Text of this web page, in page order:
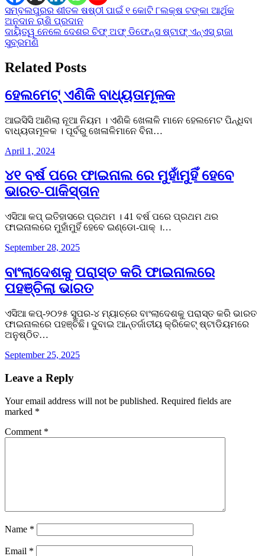
Post
navigation
ସମ୍ବଲପୁରର ଶୀତଳ ଷଷ୍ଠୀ ପାଇଁ ୧ କୋଟି ୮ଲକ୍ଷ ଟଙ୍କା ଆର୍ଥିକ
ଅନୁଦାନ ରାଶି ପ୍ରଦାନ
ଦାୟିତ୍ୱ ନେଲେ ଦେଶର ଚିଫ୍ ଅଫ୍ ଡିଫେନ୍ସ ଷ୍ଟାଫ୍ ଏନ୍‌ଏସ୍ ରାଜା
ସୁବ୍ରମଣି
Related Posts
ହେଲମେଟ୍‌ ଏଣିକି ବାଧ୍ୟତାମୂଳକ
ଆଇସିସି ଆଣିଲା ନୂଆ ନିୟମ । ଏଣିକି ଖେଳାଳି ମାନେ ହେଲମେଟ ପିନ୍ଧିବା
ବାଧ୍ୟତାମୂଳକ । ପୂର୍ବରୁ ଖେଳାଳିମାନେ ବିନା…
April 1, 2024
୪୧ ବର୍ଷ ପରେ ଫାଇନାଲ ରେ ମୁହାଁମୁହିଁ ହେବେ
ଭାରତ-ପାକିସ୍ତାନ
ଏସିଆ କପ୍‌ ଇତିହାସରେ ପ୍ରଥମ । 41 ବର୍ଷ ପରେ ପ୍ରଥମ ଥର
ଫାଇନାଲରେ ମୁହାଁମୁହିଁ ହେବେ ଇଣ୍ଡୋ-ପାକ୍‌ ।…
September 28, 2025
ବାଂଲାଦେଶକୁ ପରାସ୍ତ କରି ଫାଇନାଲରେ
ପହଞ୍ଚିଲା ଭାରତ
ଏସିଆ କପ୍-୨୦୨୫ ସୁପର-୪ ମ୍ୟାଚ୍‌ରେ ବାଂଲାଦେଶକୁ ପରାସ୍ତ କରି ଭାରତ
ଫାଇନାଲରେ ପହଞ୍ଚିଛି। ଦୁବାଇ ଆନ୍ତର୍ଜାତୀୟ କ୍ରିକେଟ୍ ଷ୍ଟାଡିୟମରେ
ଅନୁଷ୍ଠିତ…
September 25, 2025
Leave a Reply
Your email address will not be published. Required fields are
marked *
Comment *
Name *
Email *